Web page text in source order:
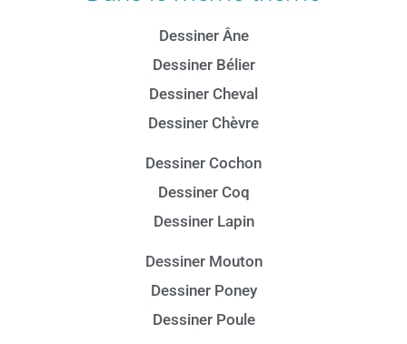
Dessiner Âne
Dessiner Bélier
Dessiner Cheval
Dessiner Chèvre
Dessiner Cochon
Dessiner Coq
Dessiner Lapin
Dessiner Mouton
Dessiner Poney
Dessiner Poule